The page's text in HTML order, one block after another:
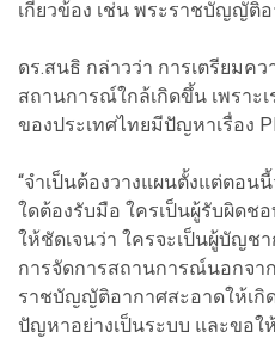
เกี่ยวข้อง เช่น พระราชบัญญัติ
ดร.สนธิ กล่าวว่า การเตรียมค
สถานการณ์ใกล้เกิดขึ้น เพราะ
ของประเทศไทยมีปัญหาเรื่อง
“จำเป็นต้องวางแผนตั้งแต่ตอน
ใดต้องรับมือ ใครเป็นผู้รับผิดช
ให้ชัดเจนว่า ใครจะเป็นผู้บัญช
การจัดการสถานการณ์นอกจาก
ราชบัญญัติอากาศสะอาดให้เกิ
ปัญหาอย่างเป็นระบบ และขอใ